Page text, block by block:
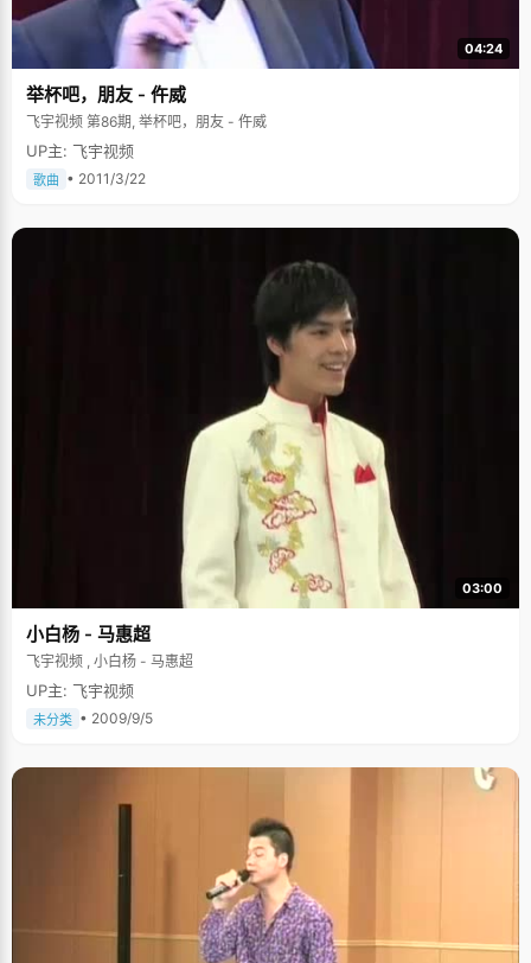
不走过常杨诺的好习惯不仅在于老师的教育，更在于自己从小的培养。
■目标是清华经管学院 杨诺说，清华大学一直是她心目中的理想学校，
今年春节前，她就被确定为清华大学自主招生对象，对清华大学立下了承
诺：第一志愿报考清华大学，清华大学经管学院是她的目标。 来源：
http://www.liuxue86.com/a/401371.html
04:24
举杯吧，朋友 - 仵威
飞宇视频 第86期, 举杯吧，朋友 - 仵威
UP主: 飞宇视频
歌曲 • 2011/3/22
03:00
小白杨 - 马惠超
飞宇视频 , 小白杨 - 马惠超
UP主: 飞宇视频
未分类 • 2009/9/5